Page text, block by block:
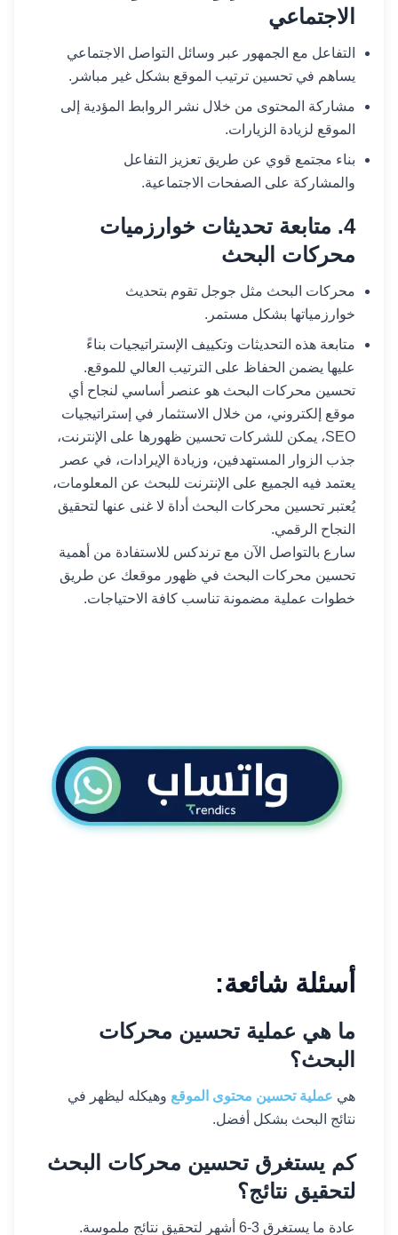
الاجتماعي
التفاعل مع الجمهور عبر وسائل التواصل الاجتماعي
يساهم في تحسين ترتيب الموقع بشكل غير مباشر.
مشاركة المحتوى من خلال نشر الروابط المؤدية إلى
الموقع لزيادة الزيارات.
بناء مجتمع قوي عن طريق تعزيز التفاعل
والمشاركة على الصفحات الاجتماعية.
4. متابعة تحديثات خوارزميات
محركات البحث
محركات البحث مثل جوجل تقوم بتحديث
خوارزمياتها بشكل مستمر.
متابعة هذه التحديثات وتكييف الإستراتيجيات بناءً
عليها يضمن الحفاظ على الترتيب العالي للموقع.
تحسين محركات البحث هو عنصر أساسي لنجاح أي
موقع إلكتروني، من خلال الاستثمار في إستراتيجيات
SEO، يمكن للشركات تحسين ظهورها على الإنترنت،
جذب الزوار المستهدفين، وزيادة الإيرادات، في عصر
يعتمد فيه الجميع على الإنترنت للبحث عن المعلومات،
يُعتبر تحسين محركات البحث أداة لا غنى عنها لتحقيق
النجاح الرقمي.
سارع بالتواصل الآن مع ترندكس للاستفادة من أهمية
تحسين محركات البحث في ظهور موقعك عن طريق
خطوات عملية مضمونة تناسب كافة الاحتياجات.
أسئلة شائعة:
ما هي عملية تحسين محركات
البحث؟
هي عملية تحسين محتوى الموقع وهيكله ليظهر في
نتائج البحث بشكل أفضل.
كم يستغرق تحسين محركات البحث
لتحقيق نتائج؟
عادة ما يستغرق 3-6 أشهر لتحقيق نتائج ملموسة.